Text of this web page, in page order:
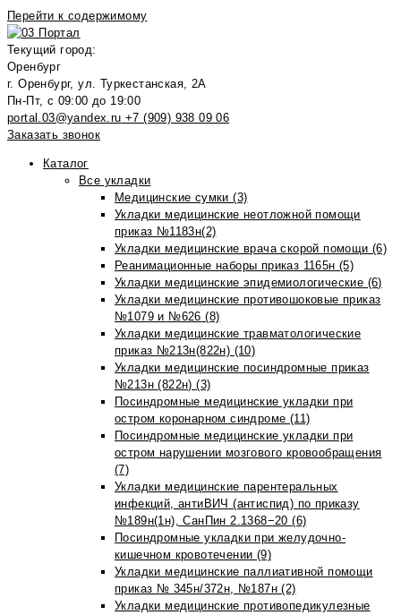
Перейти к содержимому
Текущий город:
Оренбург
г. Оренбург, ул. Туркестанская, 2А
Пн-Пт, с 09:00 до 19:00
portal.03@yandex.ru +7 (909) 938 09 06
Заказать звонок
Каталог
Все укладки
Медицинские сумки (3)
Укладки медицинские неотложной помощи
приказ №1183н(2)
Укладки медицинские врача скорой помощи (6)
Реанимационные наборы приказ 1165н (5)
Укладки медицинские эпидемиологические (6)
Укладки медицинские противошоковые приказ
№1079 и №626 (8)
Укладки медицинские травматологические
приказ №213н(822н) (10)
Укладки медицинские посиндромные приказ
№213н (822н) (3)
Посиндромные медицинские укладки при
остром коронарном синдроме (11)
Посиндромные медицинские укладки при
остром нарушении мозгового кровообращения
(7)
Укладки медицинские парентеральных
инфекций, антиВИЧ (антиспид) по приказу
№189н(1н), СанПин 2.1368−20 (6)
Посиндромные укладки при желудочно-
кишечном кровотечении (9)
Укладки медицинские паллиативной помощи
приказ № 345н/372н, №187н (2)
Укладки медицинские противопедикулезные